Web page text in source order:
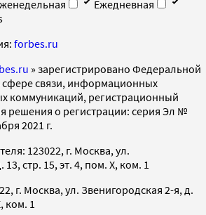
Ежедневная
forbes.ru
» зарегистрировано Федеральной
сфере связи, информационных
коммуникаций, регистрационный
решения о регистрации: серия Эл №
2021 г.
123022, г. Москва, ул.
стр. 15, эт. 4, пом. X, ком. 1
г. Москва, ул. Звенигородская 2-я, д.
ком. 1